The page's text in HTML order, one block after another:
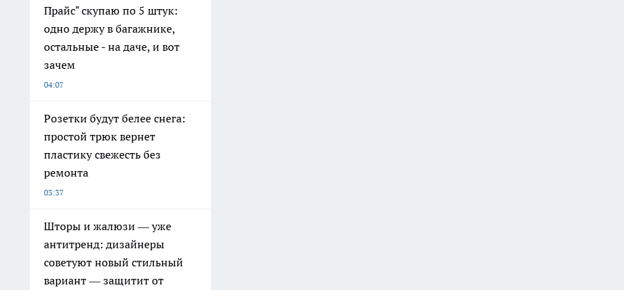
Прайс" скупаю по 5 штук:
одно держу в багажнике,
остальные - на даче, и вот
зачем
04:07
Розетки будут белее снега:
простой трюк вернет
пластику свежесть без
ремонта
03:37
Шторы и жалюзи — уже
антитренд: дизайнеры
советуют новый стильный
вариант — защитит от